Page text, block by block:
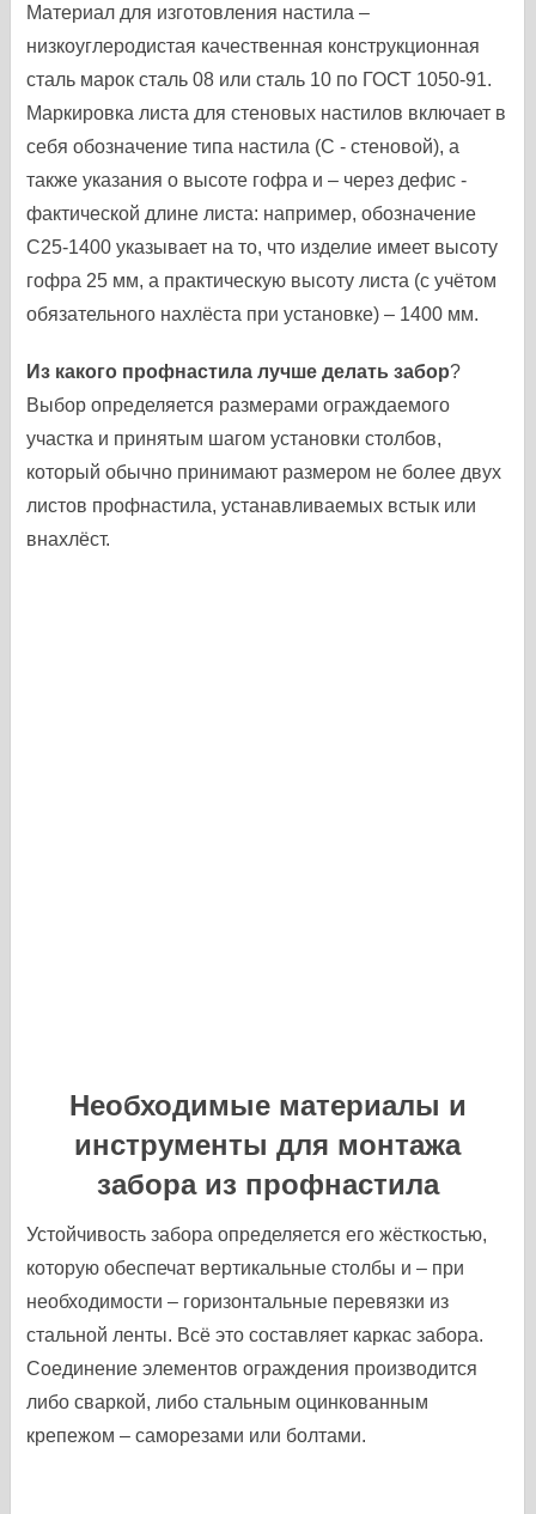
Материал для изготовления настила –
низкоуглеродистая качественная конструкционная
сталь марок сталь 08 или сталь 10 по ГОСТ 1050-91.
Маркировка листа для стеновых настилов включает в
себя обозначение типа настила (С - стеновой), а
также указания о высоте гофра и – через дефис -
фактической длине листа: например, обозначение
С25-1400 указывает на то, что изделие имеет высоту
гофра 25 мм, а практическую высоту листа (с учётом
обязательного нахлёста при установке) – 1400 мм.
Из какого профнастила лучше делать забор?
Выбор определяется размерами ограждаемого
участка и принятым шагом установки столбов,
который обычно принимают размером не более двух
листов профнастила, устанавливаемых встык или
внахлёст.
Необходимые материалы и
инструменты для монтажа
забора из профнастила
Устойчивость забора определяется его жёсткостью,
которую обеспечат вертикальные столбы и – при
необходимости – горизонтальные перевязки из
стальной ленты. Всё это составляет каркас забора.
Соединение элементов ограждения производится
либо сваркой, либо стальным оцинкованным
крепежом – саморезами или болтами.